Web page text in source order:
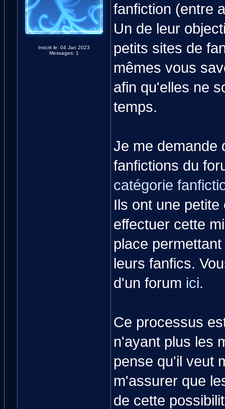
Inscrit le: 04 Jan 2023
Messages: 1
fanfiction (entre
Un de leur
petits sites de
mêmes vous
afin qu'elles ne
temps.
Je me demande
fanfictions du
catégorie
Ils ont une
effectuer cette
place
leurs fanfics.
d'un forum ici.
Ce processus
n'ayant plus les
pense qu'il veut
m'assurer que
de cette